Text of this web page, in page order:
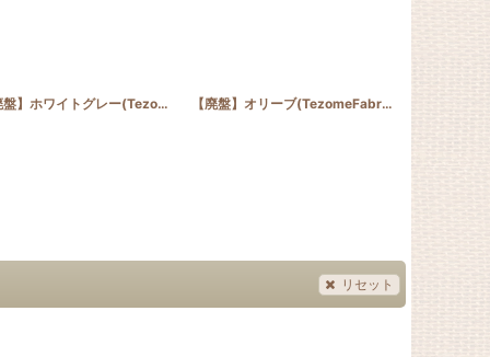
[METTLER1171] 【廃盤】ホワイトグレー(TezomeFabricFactory樽むら染め) [TM047
【廃盤】オリーブ(TezomeFabricFactory樽むら染め)
リセット